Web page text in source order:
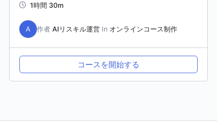
1時間 30m
A 作者 AIリスキル運営In オンラインコース制作
コースを開始する